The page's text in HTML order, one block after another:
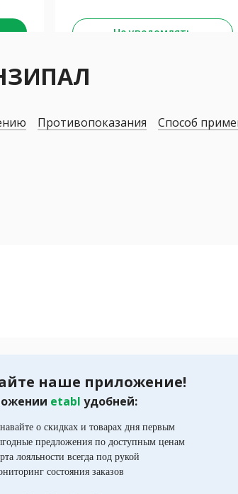
Не уведомлять
Противопоказания Способ
наше приложение!
etabl удобней:
о скидках и товарах дня первым
предложения по доступным ценам
лояльности всегда под рукой
состояния заказов